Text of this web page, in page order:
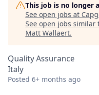
This job is no longer
See open jobs at
See open jobs similar
Matt Wallaert.
Quality Assurance
Italy
Posted 6+ months ago